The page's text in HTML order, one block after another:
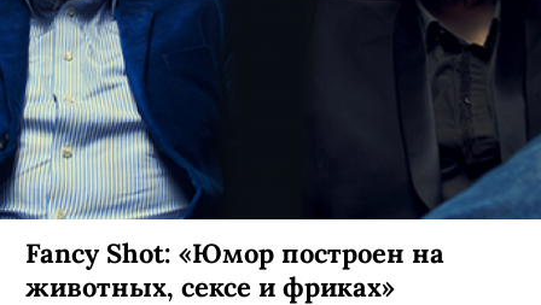
Fancy Shot: «Юмор построен на
животных, сексе и фриках»